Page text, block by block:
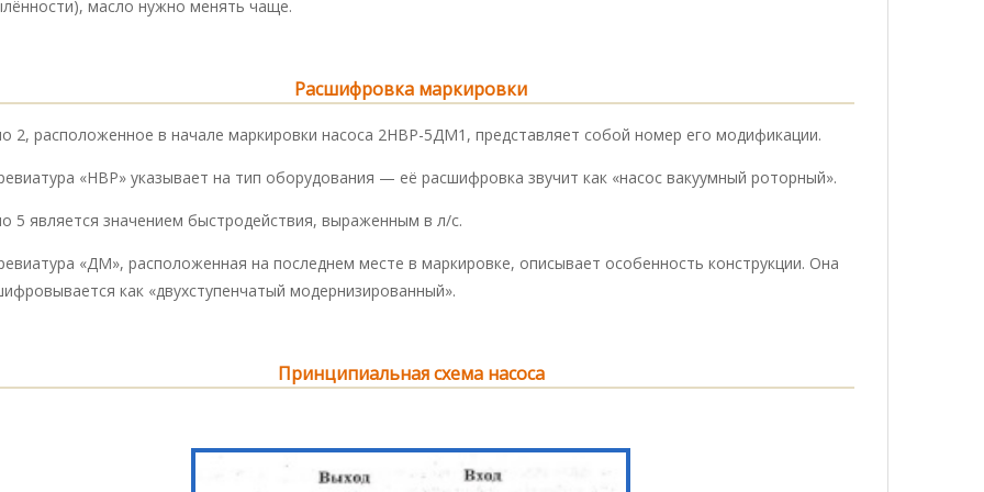
масло нужно менять чаще.
Расшифровка маркировки
2, расположенное в начале маркировки насоса 2НВР-5ДМ1, представляет собой номер его модификации.
«НВР» указывает на тип оборудования — её расшифровка звучит как «насос вакуумный роторный».
5 является значением быстродействия, выраженным в л/с.
«ДМ», расположенная на последнем месте в маркировке, описывает особенность конструкции. Она
как «двухступенчатый модернизированный».
Принципиальная схема насоса